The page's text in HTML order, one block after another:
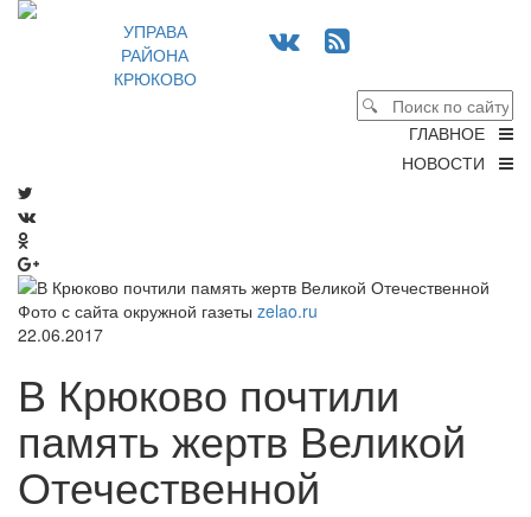
УПРАВА
РАЙОНА
КРЮКОВО
ГЛАВНОЕ
НОВОСТИ
Фото с сайта окружной газеты zelao.ru
22.06.2017
В Крюково почтили
память жертв Великой
Отечественной